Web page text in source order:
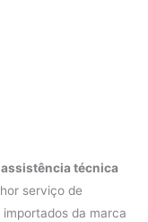
assistência técnica
serviço de
da marca